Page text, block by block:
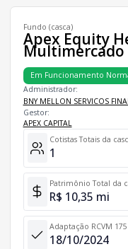
Fundo (casca)
Apex Equity
Multimercado
Em Funcionamento
Administrador:
BNY MELLON SERVICOS
Gestor:
APEX CAPITAL
Cotistas Totais da
1
Patrimônio Total da
R$ 10,35 mi
Adaptação RCVM 175
18/10/2024